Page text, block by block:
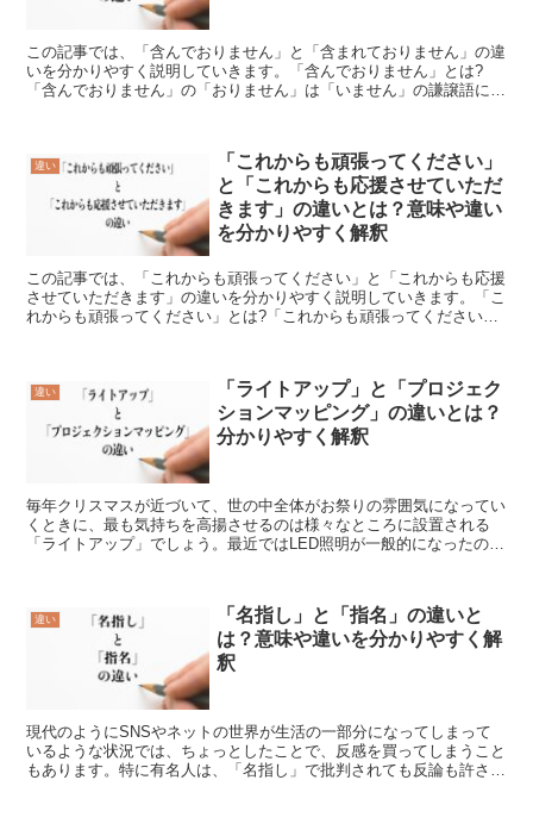
この記事では、「含んでおりません」と「含まれておりません」の違
いを分かりやすく説明していきます。「含んでおりません」とは?
「含んでおりません」の「おりません」は「いません」の謙譲語にな
違い
「これからも頑張ってください」
と「これからも応援させていただ
きます」の違いとは？意味や違い
を分かりやすく解釈
この記事では、「これからも頑張ってください」と「これからも応援
させていただきます」の違いを分かりやすく説明していきます。「こ
れからも頑張ってください」とは?「これからも頑張ってください」
違い
「ライトアップ」と「プロジェク
ションマッピング」の違いとは？
分かりやすく解釈
毎年クリスマスが近づいて、世の中全体がお祭りの雰囲気になってい
くときに、最も気持ちを高揚させるのは様々なところに設置される
「ライトアップ」でしょう。最近ではLED照明が一般的になったの
違い
「名指し」と「指名」の違いと
は？意味や違いを分かりやすく解
釈
現代のようにSNSやネットの世界が生活の一部分になってしまって
いるような状況では、ちょっとしたことで、反感を買ってしまうこと
もあります。特に有名人は、「名指し」で批判されても反論も許され